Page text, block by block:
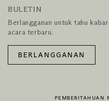
BULETIN
Berlangganan untuk tahu kabar
acara terbaru.
BERLANGGANAN
PEMBERITAHUAN